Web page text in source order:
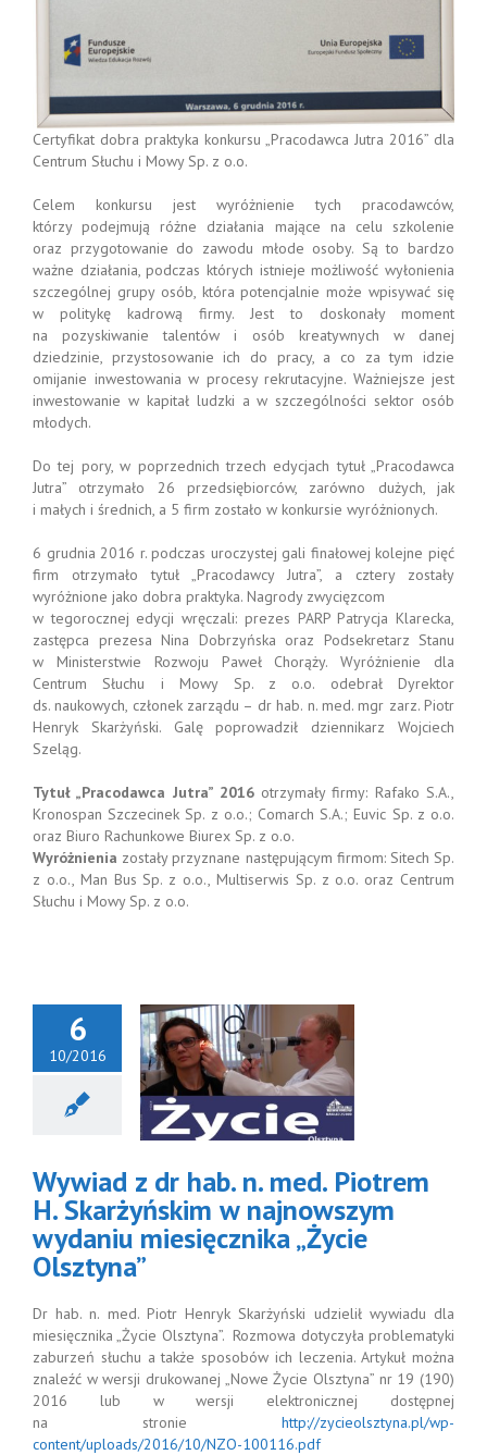
Certyfikat dobra praktyka konkursu „Pracodawca Jutra 2016” dla
Centrum Słuchu i Mowy Sp. z o.o.
Celem konkursu jest wyróżnienie tych pracodawców,
którzy podejmują różne działania mające na celu szkolenie
oraz przygotowanie do zawodu młode osoby. Są to bardzo
ważne działania, podczas których istnieje możliwość wyłonienia
szczególnej grupy osób, która potencjalnie może wpisywać się
w politykę kadrową firmy. Jest to doskonały moment
na pozyskiwanie talentów i osób kreatywnych w danej
dziedzinie, przystosowanie ich do pracy, a co za tym idzie
omijanie inwestowania w procesy rekrutacyjne. Ważniejsze jest
inwestowanie w kapitał ludzki a w szczególności sektor osób
młodych.
Do tej pory, w poprzednich trzech edycjach tytuł „Pracodawca
Jutra” otrzymało 26 przedsiębiorców, zarówno dużych, jak
i małych i średnich, a 5 firm zostało w konkursie wyróżnionych.
6 grudnia 2016 r. podczas uroczystej gali finałowej kolejne pięć
firm otrzymało tytuł „Pracodawcy Jutra”, a cztery zostały
wyróżnione jako dobra praktyka. Nagrody zwycięzcom
w tegorocznej edycji wręczali: prezes PARP Patrycja Klarecka,
zastępca prezesa Nina Dobrzyńska oraz Podsekretarz Stanu
w Ministerstwie Rozwoju Paweł Chorąży. Wyróżnienie dla
Centrum Słuchu i Mowy Sp. z o.o. odebrał Dyrektor
ds. naukowych, członek zarządu – dr hab. n. med. mgr zarz. Piotr
Henryk Skarżyński. Galę poprowadził dziennikarz Wojciech
Szeląg.
Tytuł „Pracodawca Jutra” 2016otrzymały firmy: Rafako S.A.,
Kronospan Szczecinek Sp. z o.o.; Comarch S.A.; Euvic Sp. z o.o.
oraz Biuro Rachunkowe Biurex Sp. z o.o.
Wyróżnienia zostały przyznane następującym firmom: Sitech Sp.
z o.o., Man Bus Sp. z o.o., Multiserwis Sp. z o.o. oraz Centrum
Słuchu i Mowy Sp. z o.o.
6
10/2016
z dr hab. n.
Piotrem H.
„Życie
Aktualności
Wywiad z dr hab. n. med. Piotrem
H. Skarżyńskim w najnowszym
wydaniu miesięcznika „Życie
Olsztyna”
Dr hab. n. med. Piotr Henryk Skarżyński udzielił wywiadu dla
miesięcznika „Życie Olsztyna”. Rozmowa dotyczyła problematyki
zaburzeń słuchu a także sposobów ich leczenia. Artykuł można
znaleźć w wersji drukowanej „Nowe Życie Olsztyna” nr 19 (190)
2016 lub w wersji elektronicznej dostępnej
na stronie http://zycieolsztyna.pl/wp-
content/uploads/2016/10/NZO-100116.pdf